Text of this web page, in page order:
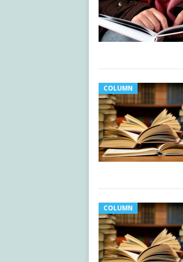
COLUMN
COLUMN